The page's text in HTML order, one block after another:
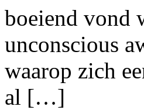
boeiend vond
unconscious
waarop zich
al […]